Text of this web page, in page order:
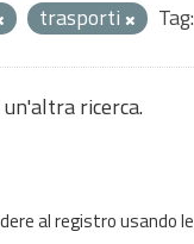
trasporti Tag:
ricerca.
al registro usando le